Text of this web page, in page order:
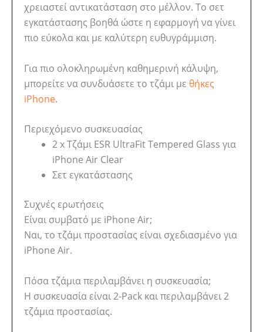
χρειαστεί αντικατάσταση στο μέλλον. Το σετ
εγκατάστασης βοηθά ώστε η εφαρμογή να γίνει
πιο εύκολα και με καλύτερη ευθυγράμμιση.
Για πιο ολοκληρωμένη καθημερινή κάλυψη,
μπορείτε να συνδυάσετε το τζάμι με θήκες
iPhone.
Περιεχόμενο συσκευασίας
2 x Τζάμι ESR UltraFit Tempered Glass για
iPhone Air Clear
Σετ εγκατάστασης
Συχνές ερωτήσεις
Είναι συμβατό με iPhone Air;
Ναι, το τζάμι προστασίας είναι σχεδιασμένο για
iPhone Air.
Πόσα τζάμια περιλαμβάνει η συσκευασία;
Η συσκευασία είναι 2-Pack και περιλαμβάνει 2
τζάμια προστασίας.